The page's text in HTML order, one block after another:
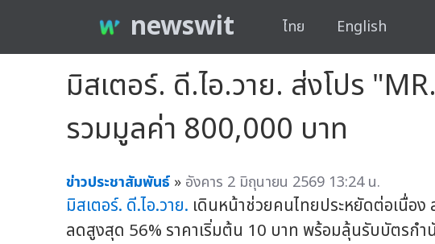
newswit ไทย English
มิสเตอร์. ดี.ไอ.วาย. ส่งโปร
รวมมูลค่า 800,000 บาท
ข่าวประชาสัมพันธ์ » อังคาร 2 มิถุนายน 2569 13:24 น.
มิสเตอร์. ดี.ไอ.วาย. เดินหน้าช่วยคนไทยประหยัดต่อเนื่อง
ลดสูงสุด 56% ราคาเริ่มต้น 10 บาท พร้อมลุ้นรับบัตรก